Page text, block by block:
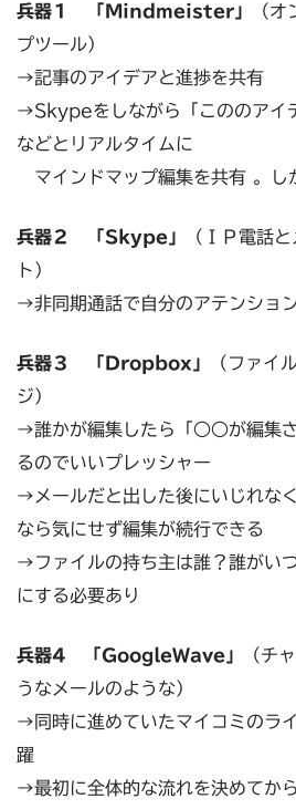
兵器１ 「Mindmeister」
（
プツール）
→記事のアイデアと進捗を共有
→Skypeをしながら「こののアイ
などとリアルタイムに
マインドマップ編集を共有 。し
兵器２ 「Skype」
（ＩＰ電話
ト）
→非同期通話で自分のアテンショ
兵器３ 「Dropbox」
（ファイ
ジ）
→誰かが編集したら「○○が編集
るのでいいプレッシャー
→メールだと出した後にいじれな
なら気にせず編集が続行できる
→ファイルの持ち主は誰？誰がい
にする必要あり
兵器4 「GoogleＷave」
（チ
うなメールのような）
→同時に進めていたマイコミのラ
躍
→最初に全体的な流れを決めてか